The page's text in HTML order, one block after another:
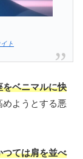
ト
をベニマルに快
めようとする悪
つては肩を並べ